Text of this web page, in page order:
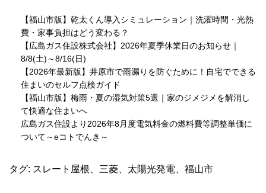
【福山市版】乾太くん導入シミュレーション｜洗濯時間・光熱
費・家事負担はどう変わる？
【広島ガス住設株式会社】2026年夏季休業日のお知らせ｜
8/8(土)～8/16(日)
【2026年最新版】井原市で雨漏りを防ぐために！自宅でできる
住まいのセルフ点検ガイド
【福山市版】梅雨・夏の湿気対策5選｜家のジメジメを解消し
て快適な住まいへ
広島ガス住設より2026年8月度電気料金の燃料費等調整単価に
ついて～eコトでんき～
タグ: スレート屋根、 三菱、 太陽光発電、 福山市